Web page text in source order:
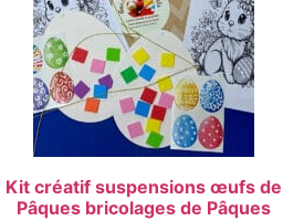
Kit créatif suspensions œufs de
Pâques bricolages de Pâques